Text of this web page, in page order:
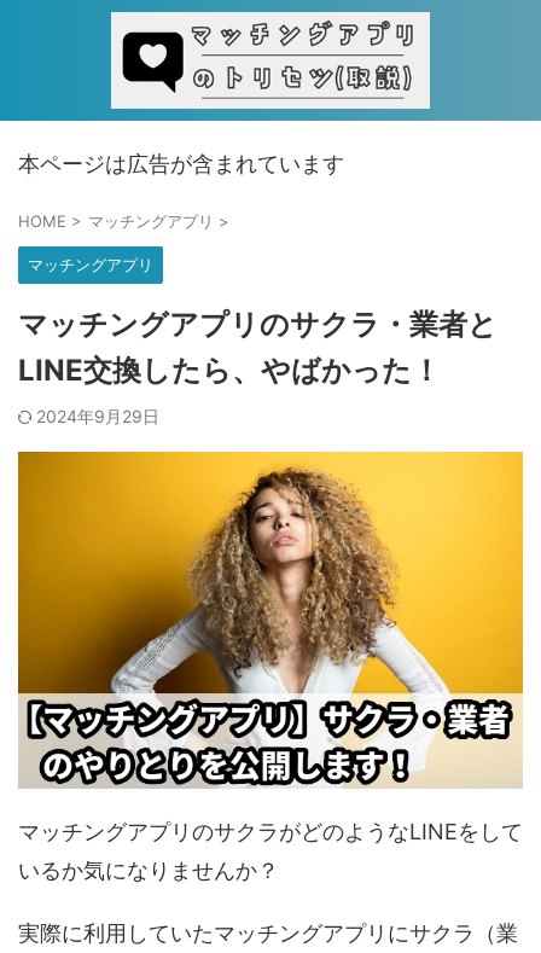
本ページは広告が含まれています
HOME > マッチングアプリ >
マッチングアプリ
マッチングアプリのサクラ・業者と
LINE交換したら、やばかった！
2024年9月29日
マッチングアプリのサクラがどのようなLINEをして
いるか気になりませんか？
実際に利用していたマッチングアプリにサクラ（業